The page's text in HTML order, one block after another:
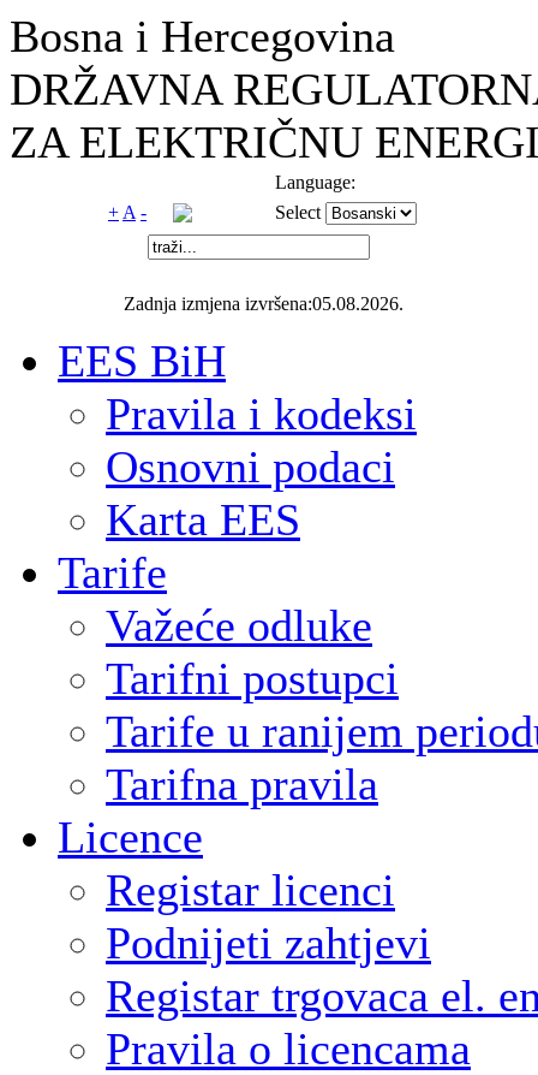
Bosna i Hercegovina
DRŽAVNA
ZA ELEKTRIČNU
Language:
+ A - Select
Zadnja izmjena izvršena:05.08.2026.
EES BiH
Pravila i kodeksi
Osnovni podaci
Karta EES
Tarife
Važeće odluke
Tarifni postupci
Tarife u ranijem
Tarifna pravila
Licence
Registar licenci
Podnijeti zahtjevi
Registar trgovaca el.
Pravila o licencama